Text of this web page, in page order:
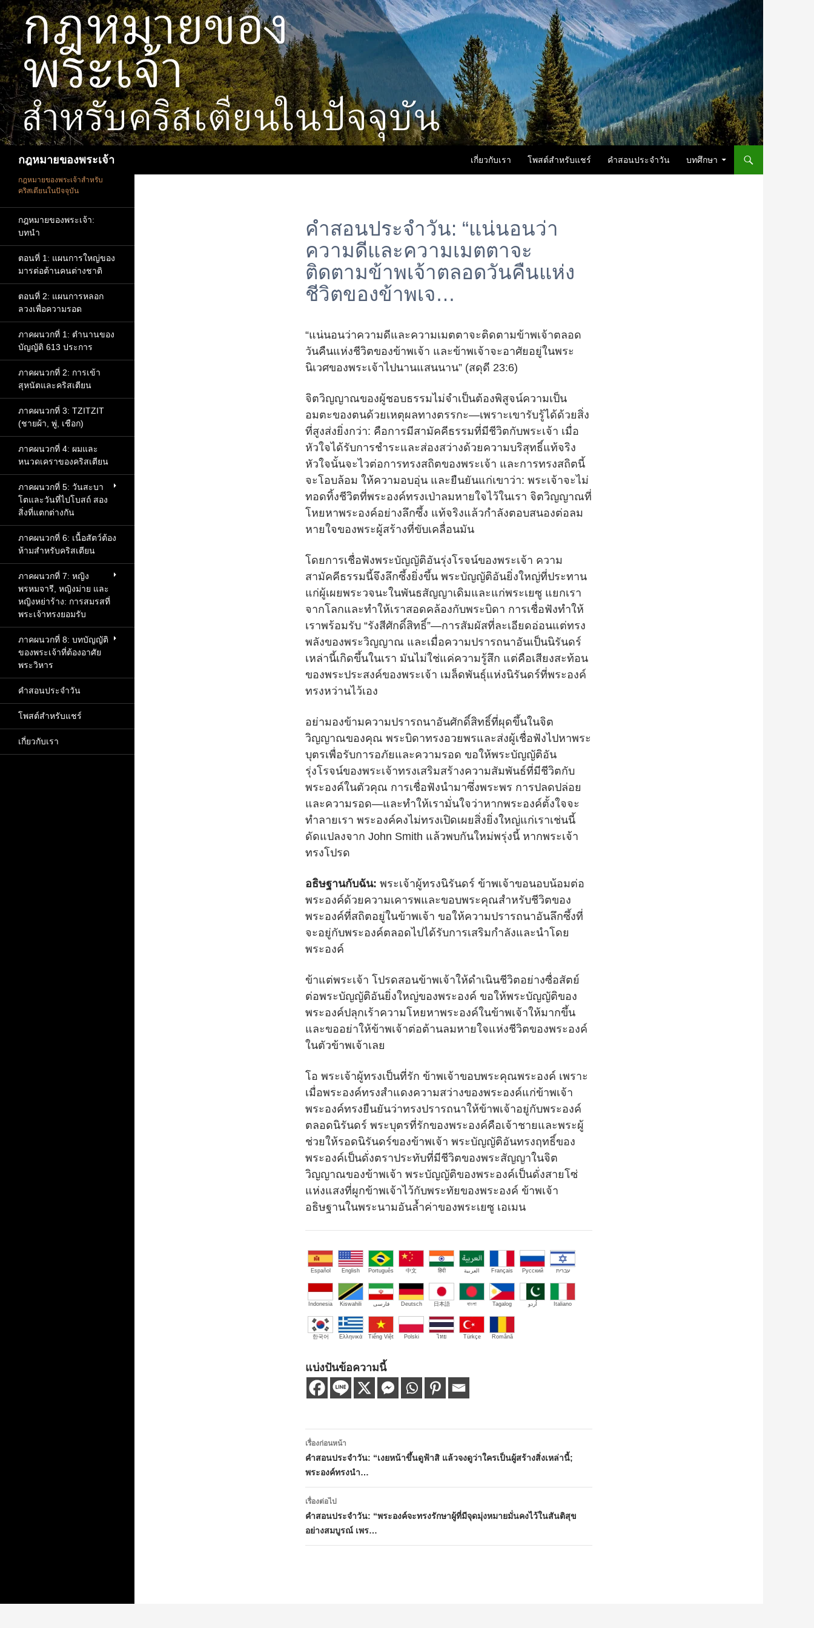
ข้าม
ไป
ยัง
เนื้อหา
กฎหมายของพระเจ้า เกี่ยวกับเรา โพสต์สำหรับแชร์ คำสอนประจำวัน บทศึกษา
คำสอนประจำวัน: “แน่นอนว่า
ความดีและความเมตตาจะ
ติดตามข้าพเจ้าตลอดวันคืนแห่ง
ชีวิตของข้าพเจ…
“แน่นอนว่าความดีและความเมตตาจะติดตามข้าพเจ้าตลอด
วันคืนแห่งชีวิตของข้าพเจ้า และข้าพเจ้าจะอาศัยอยู่ในพระ
นิเวศของพระเจ้าไปนานแสนนาน” (สดุดี 23:6)
จิตวิญญาณของผู้ชอบธรรมไม่จำเป็นต้องพิสูจน์ความเป็น
อมตะของตนด้วยเหตุผลทางตรรกะ—เพราะเขารับรู้ได้ด้วยสิ่ง
ที่สูงส่งยิ่งกว่า: คือการมีสามัคคีธรรมที่มีชีวิตกับพระเจ้า เมื่อ
หัวใจได้รับการชำระและส่องสว่างด้วยความบริสุทธิ์แท้จริง
หัวใจนั้นจะไวต่อการทรงสถิตของพระเจ้า และการทรงสถิตนี้
จะโอบล้อม ให้ความอบอุ่น และยืนยันแก่เขาว่า: พระเจ้าจะไม่
ทอดทิ้งชีวิตที่พระองค์ทรงเป่าลมหายใจไว้ในเรา จิตวิญญาณที่
โหยหาพระองค์อย่างลึกซึ้ง แท้จริงแล้วกำลังตอบสนองต่อลม
หายใจของพระผู้สร้างที่ขับเคลื่อนมัน
โดยการเชื่อฟังพระบัญญัติอันรุ่งโรจน์ของพระเจ้า ความ
สามัคคีธรรมนี้จึงลึกซึ้งยิ่งขึ้น พระบัญญัติอันยิ่งใหญ่ที่ประทาน
แก่ผู้เผยพระวจนะในพันธสัญญาเดิมและแก่พระเยซู แยกเรา
จากโลกและทำให้เราสอดคล้องกับพระบิดา การเชื่อฟังทำให้
เราพร้อมรับ “รังสีศักดิ์สิทธิ์”—การสัมผัสที่ละเอียดอ่อนแต่ทรง
พลังของพระวิญญาณ และเมื่อความปรารถนาอันเป็นนิรันดร์
เหล่านี้เกิดขึ้นในเรา มันไม่ใช่แค่ความรู้สึก แต่คือเสียงสะท้อน
ของพระประสงค์ของพระเจ้า เมล็ดพันธุ์แห่งนิรันดร์ที่พระองค์
ทรงหว่านไว้เอง
อย่ามองข้ามความปรารถนาอันศักดิ์สิทธิ์ที่ผุดขึ้นในจิต
วิญญาณของคุณ พระบิดาทรงอวยพรและส่งผู้เชื่อฟังไปหาพระ
บุตรเพื่อรับการอภัยและความรอด ขอให้พระบัญญัติอัน
รุ่งโรจน์ของพระเจ้าทรงเสริมสร้างความสัมพันธ์ที่มีชีวิตกับ
พระองค์ในตัวคุณ การเชื่อฟังนำมาซึ่งพระพร การปลดปล่อย
และความรอด—และทำให้เรามั่นใจว่าหากพระองค์ตั้งใจจะ
ทำลายเรา พระองค์คงไม่ทรงเปิดเผยสิ่งยิ่งใหญ่แก่เราเช่นนี้
ดัดแปลงจาก John Smith แล้วพบกันใหม่พรุ่งนี้ หากพระเจ้า
ทรงโปรด
อธิษฐานกับฉัน: พระเจ้าผู้ทรงนิรันดร์ ข้าพเจ้าขอนอบน้อมต่อ
พระองค์ด้วยความเคารพและขอบพระคุณสำหรับชีวิตของ
พระองค์ที่สถิตอยู่ในข้าพเจ้า ขอให้ความปรารถนาอันลึกซึ้งที่
จะอยู่กับพระองค์ตลอดไปได้รับการเสริมกำลังและนำโดย
พระองค์
ข้าแต่พระเจ้า โปรดสอนข้าพเจ้าให้ดำเนินชีวิตอย่างซื่อสัตย์
ต่อพระบัญญัติอันยิ่งใหญ่ของพระองค์ ขอให้พระบัญญัติของ
พระองค์ปลุกเร้าความโหยหาพระองค์ในข้าพเจ้าให้มากขึ้น
และขออย่าให้ข้าพเจ้าต่อต้านลมหายใจแห่งชีวิตของพระองค์
ในตัวข้าพเจ้าเลย
โอ พระเจ้าผู้ทรงเป็นที่รัก ข้าพเจ้าขอบพระคุณพระองค์ เพราะ
เมื่อพระองค์ทรงสำแดงความสว่างของพระองค์แก่ข้าพเจ้า
พระองค์ทรงยืนยันว่าทรงปรารถนาให้ข้าพเจ้าอยู่กับพระองค์
ตลอดนิรันดร์ พระบุตรที่รักของพระองค์คือเจ้าชายและพระผู้
ช่วยให้รอดนิรันดร์ของข้าพเจ้า พระบัญญัติอันทรงฤทธิ์ของ
พระองค์เป็นดั่งตราประทับที่มีชีวิตของพระสัญญาในจิต
วิญญาณของข้าพเจ้า พระบัญญัติของพระองค์เป็นดั่งสายโซ่
แห่งแสงที่ผูกข้าพเจ้าไว้กับพระทัยของพระองค์ ข้าพเจ้า
อธิษฐานในพระนามอันล้ำค่าของพระเยซู เอเมน
Español English Português 中文 हिंदी العربية Français Русский עברית
Indonesia Kiswahili فارسی Deutsch 日本語 বাংলা Tagalog اُردو Italiano
한국어 Ελληνικά Tiếng Việt Polski ไทย Türkçe Română
แบ่งปันข้อความนี้
เมนู
นำทาง
เรื่อง
เรื่องก่อนหน้า
คำสอนประจำวัน: “เงยหน้าขึ้นดูฟ้าสิ แล้วจงดูว่าใครเป็นผู้สร้างสิ่งเหล่านี้;
พระองค์ทรงนำ…
เรื่องต่อไป
คำสอนประจำวัน: “พระองค์จะทรงรักษาผู้ที่มีจุดมุ่งหมายมั่นคงไว้ในสันติสุข
อย่างสมบูรณ์ เพร…
กฎหมายของพระเจ้าสำหรับ
คริสเตียนในปัจจุบัน
กฎหมายของพระเจ้า:
บทนำ
ตอนที่ 1: แผนการใหญ่ของ
มารต่อต้านคนต่างชาติ
ตอนที่ 2: แผนการหลอก
ลวงเพื่อความรอด
ภาคผนวกที่ 1: ตำนานของ
บัญญัติ 613 ประการ
ภาคผนวกที่ 2: การเข้า
สุหนัตและคริสเตียน
ภาคผนวกที่ 3: TZITZIT
(ชายผ้า, พู่, เชือก)
ภาคผนวกที่ 4: ผมและ
หนวดเคราของคริสเตียน
ภาคผนวกที่ 5: วันสะบา
โตและวันที่ไปโบสถ์ สอง
สิ่งที่แตกต่างกัน
ภาคผนวกที่ 6: เนื้อสัตว์ต้อง
ห้ามสำหรับคริสเตียน
ภาคผนวกที่ 7: หญิง
พรหมจารี, หญิงม่าย และ
หญิงหย่าร้าง: การสมรสที่
พระเจ้าทรงยอมรับ
ภาคผนวกที่ 8: บทบัญญัติ
ของพระเจ้าที่ต้องอาศัย
พระวิหาร
คำสอนประจำวัน
โพสต์สำหรับแชร์
เกี่ยวกับเรา